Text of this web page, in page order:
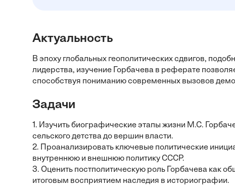
Актуальность
В эпоху глобальных геополитических сдвигов,
лидерства, изучение Горбачева в реферате
способствуя пониманию современных вызовов
Задачи
1. Изучить биографические этапы жизни М.С.
сельского детства до вершин власти.
2. Проанализировать ключевые политические
внутреннюю и внешнюю политику СССР.
3. Оценить постполитическую роль Горбачева как
итоговым восприятием наследия в историографии.